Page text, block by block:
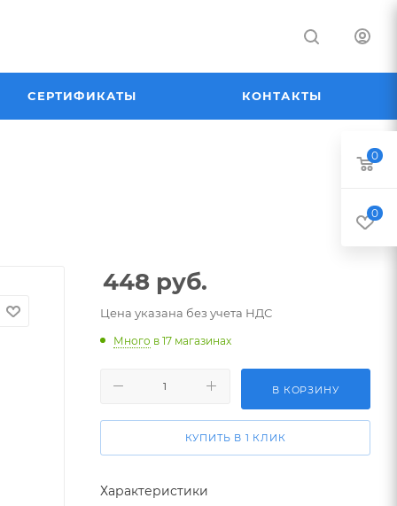
СЕРТИФИКАТЫ КОНТАКТЫ
448 руб.
Цена указана без учета НДС
Много в 17 магазинах
В КОРЗИНУ
КУПИТЬ В 1 КЛИК
Характеристики
0
0